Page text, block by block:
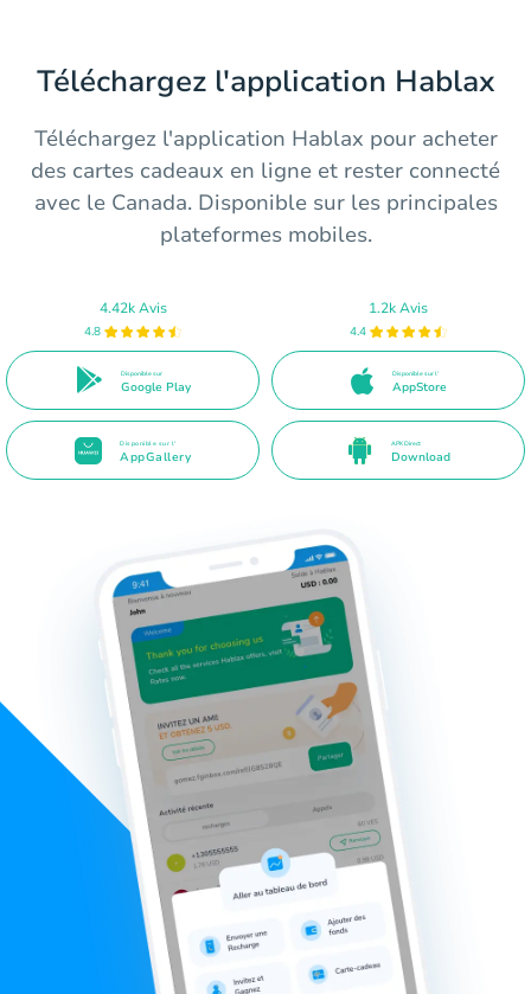
Téléchargez l'application Hablax
Téléchargez l'application Hablax pour acheter
des cartes cadeaux en ligne et rester connecté
avec le Canada. Disponible sur les principales
plateformes mobiles.
4.42k Avis
4.8
Disponible sur
Google Play
1.2k Avis
4.4
Disponible sur l'
AppStore
Disponible sur l'
AppGallery
APK Direct
Download